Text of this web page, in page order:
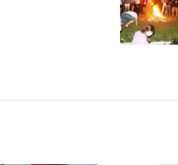
Gendis.ID